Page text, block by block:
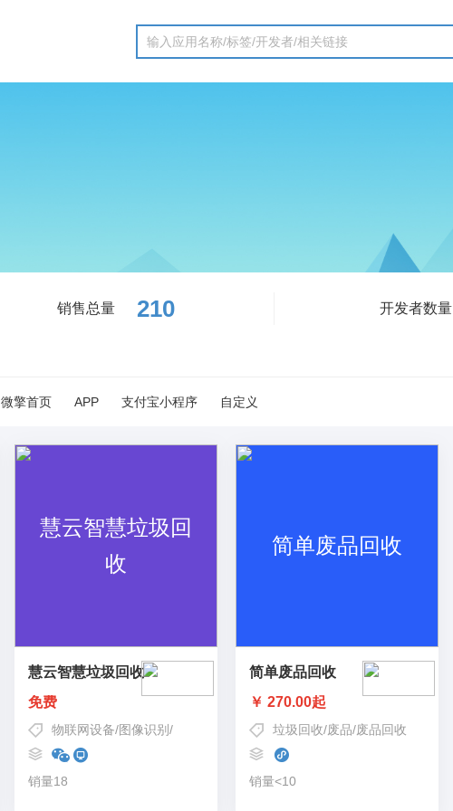
销售总量 210 开发者数量
微擎首页 APP 支付宝小程序 自定义
慧云智慧垃圾回收
免费
物联网设备/图像识别/ AI人工智能/垃圾识别
销量18
简单废品回收
￥ 270.00起
垃圾回收/废品/废品回收
销量<10